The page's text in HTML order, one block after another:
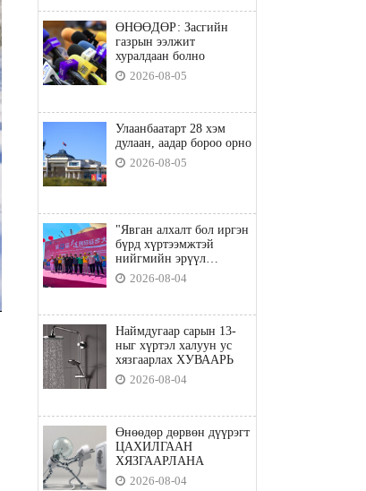
ӨНӨӨДӨР: Засгийн
газрын ээлжит
хуралдаан болно
2026-08-05
Улаанбаатарт 28 хэм
дулаан, аадар бороо орно
2026-08-05
"Явган алхалт бол иргэн
бүрд хүртээмжтэй
нийгмийн эрүүл
мэндийн бодлого"
2026-08-04
Наймдугаар сарын 13-
ныг хүртэл халуун ус
хязгаарлах ХУВААРЬ
2026-08-04
Өнөөдөр дөрвөн дүүрэгт
ЦАХИЛГААН
ХЯЗГААРЛАНА
2026-08-04